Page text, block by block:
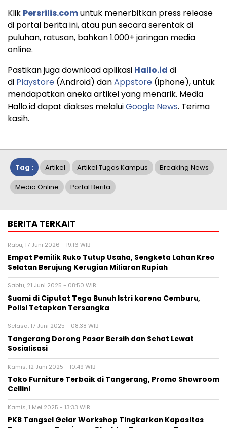
Klik Persrilis.comuntuk menerbitkan press release
di portal berita ini, atau pun secara serentak di
puluhan, ratusan, bahkan 1.000+ jaringan media
online.
Pastikan juga download aplikasi Hallo.id di
di Playstore (Android) danAppstore (iphone), untuk
mendapatkan aneka artikel yang menarik. Media
Hallo.id dapat diakses melaluiGoogle News. Terima
kasih.
Tag : Artikel Artikel Tugas Kampus Breaking News
Media Online Portal Berita
BERITA TERKAIT
Rabu, 17 Juni 2026 - 19:16 WIB
Empat Pemilik Ruko Tutup Usaha, Sengketa Lahan Kreo
Selatan Berujung Kerugian Miliaran Rupiah
Sabtu, 21 Juni 2025 - 08:50 WIB
Suami di Ciputat Tega Bunuh Istri karena Cemburu,
Polisi Tetapkan Tersangka
Selasa, 17 Juni 2025 - 08:38 WIB
Tangerang Dorong Pasar Bersih dan Sehat Lewat
Sosialisasi
Kamis, 12 Juni 2025 - 10:49 WIB
Toko Furniture Terbaik di Tangerang, Promo Showroom
Cellini
Kamis, 1 Mei 2025 - 13:33 WIB
PKB Tangsel Gelar Workshop Tingkarkan Kapasitas